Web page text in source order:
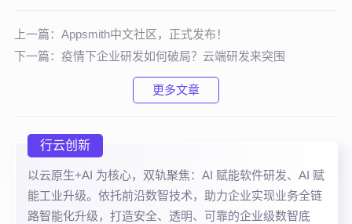
上一篇： Appsmith中文社区，正式发布！
下一篇： 疫情下企业研发如何破局？云端研发来突围
更多文章
行云创新
以云原生+AI 为核心，双轨聚焦：AI 赋能软件研发、AI 赋
能工业升级。依托前沿数智技术，助力企业实现业务全链
路智能化升级，打造安全、透明、可靠的企业级数智底